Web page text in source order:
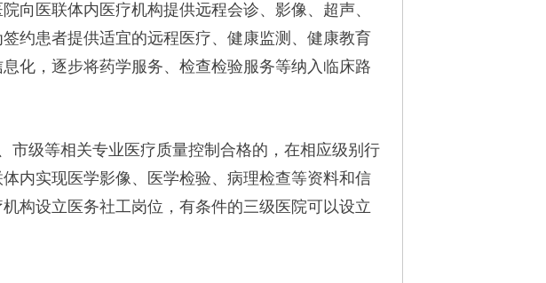
向医联体内医疗机构提供远程会诊、影像、超声、
约患者提供适宜的远程医疗、健康监测、健康教育
化，逐步将药学服务、检查检验服务等纳入临床路
市级等相关专业医疗质量控制合格的，在相应级别行
内实现医学影像、医学检验、病理检查等资料和信
构设立医务社工岗位，有条件的三级医院可以设立